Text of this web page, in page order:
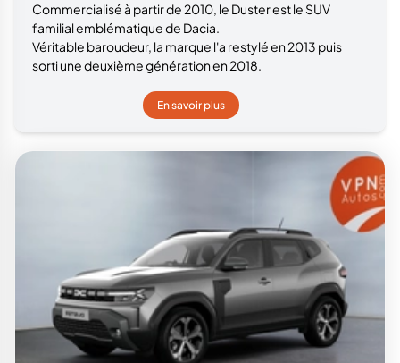
Commercialisé à partir de 2010, le Duster est le SUV
familial emblématique de Dacia.
Véritable baroudeur, la marque l'a restylé en 2013 puis
sorti une deuxième génération en 2018.
En savoir plus